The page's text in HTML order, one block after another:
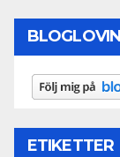
BLOGLOVIN
ETIKETTER